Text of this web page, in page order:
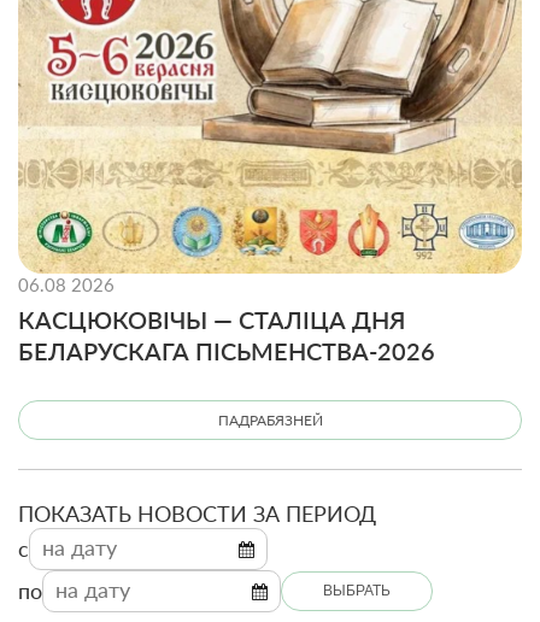
06.08 2026
КАСЦЮКОВІЧЫ — СТАЛІЦА ДНЯ
БЕЛАРУСКАГА ПІСЬМЕНСТВА-2026
ПАДРАБЯЗНЕЙ
ПОКАЗАТЬ НОВОСТИ ЗА ПЕРИОД
c
по
ВЫБРАТЬ